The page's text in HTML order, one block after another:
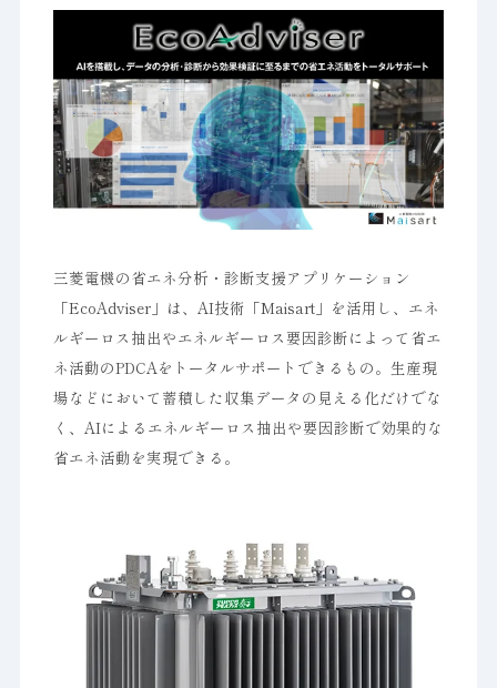
三菱電機の省エネ分析・診断支援アプリケーション
「EcoAdviser」は、AI技術「Maisart」を活用し、エネ
ルギーロス抽出やエネルギーロス要因診断によって省エ
ネ活動のPDCAをトータルサポートできるもの。生産現
場などにおいて蓄積した収集データの見える化だけでな
く、AIによるエネルギーロス抽出や要因診断で効果的な
省エネ活動を実現できる。